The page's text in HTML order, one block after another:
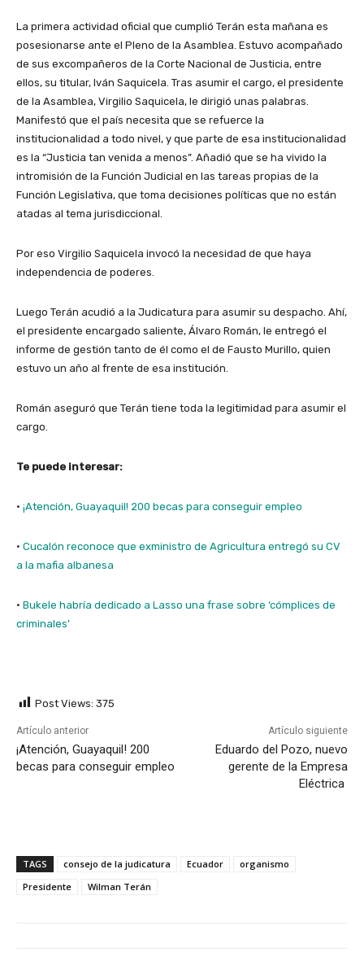
La primera actividad oficial que cumplió Terán esta mañana es
posesionarse ante el Pleno de la Asamblea. Estuvo acompañado
de sus excompañeros de la Corte Nacional de Justicia, entre
ellos, su titular, Iván Saquicela. Tras asumir el cargo, el presidente
de la Asamblea, Virgilio Saquicela, le dirigió unas palabras.
Manifestó que el país necesita que se refuerce la
institucionalidad a todo nivel, y que parte de esa institucionalidad
es la “Justicia tan venida a menos”. Añadió que se ha vivido la
intromisión de la Función Judicial en las tareas propias de la
Función Legislativa, que toma decisiones políticas que no están
atadas al tema jurisdiccional.
Por eso Virgilio Saquicela invocó la necesidad de que haya
independencia de poderes.
Luego Terán acudió a la Judicatura para asumir su despacho. Ahí,
el presidente encargado saliente, Álvaro Román, le entregó el
informe de gestión tanto de él como el de Fausto Murillo, quien
estuvo un año al frente de esa institución.
Román aseguró que Terán tiene toda la legitimidad para asumir el
cargo.
Te puede interesar:
· ¡Atención, Guayaquil! 200 becas para conseguir empleo
· Cucalón reconoce que exministro de Agricultura entregó su CV
a la mafia albanesa
· Bukele habría dedicado a Lasso una frase sobre ‘cómplices de
criminales’
Post Views: 375
Artículo anterior
¡Atención, Guayaquil! 200
becas para conseguir empleo
Artículo siguiente
Eduardo del Pozo, nuevo
gerente de la Empresa
Eléctrica
TAGS consejo de la judicatura Ecuador
organismo
Presidente
Wilman Terán